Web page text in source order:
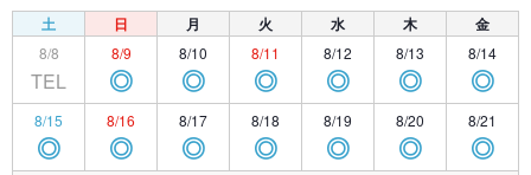
土 日 月 火 水 木 金
8/8
TEL
8/9
◎
8/10
◎
8/11
◎
8/12
◎
8/13
◎
8/14
◎
8/15
◎
8/16
◎
8/17
◎
8/18
◎
8/19
◎
8/20
◎
8/21
◎